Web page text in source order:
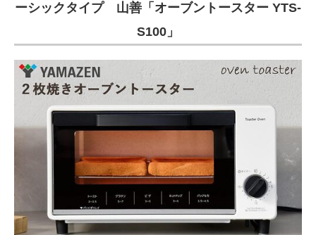
ーシックタイプ 山善「オーブントースター YTS-
S100」